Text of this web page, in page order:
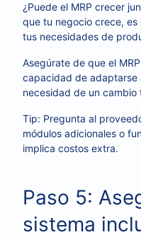
¿Puede el MRP crecer
que tu negocio crece,
tus necesidades de
Asegúrate de que el
capacidad de adaptarse
necesidad de un cambio
Tip: Pregunta al
módulos adicionales o
implica costos extra.
Paso 5:
sistema